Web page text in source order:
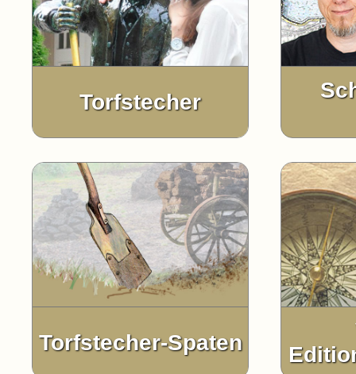
Torfstecher
Torfstecher-Spaten